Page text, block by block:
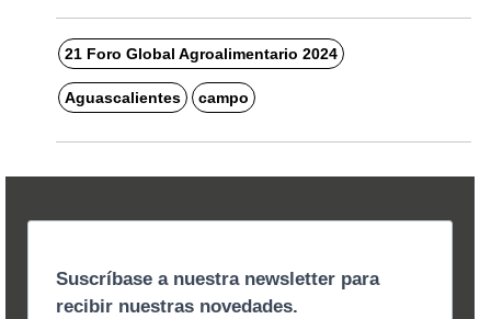
21 Foro Global Agroalimentario 2024
Aguascalientes campo